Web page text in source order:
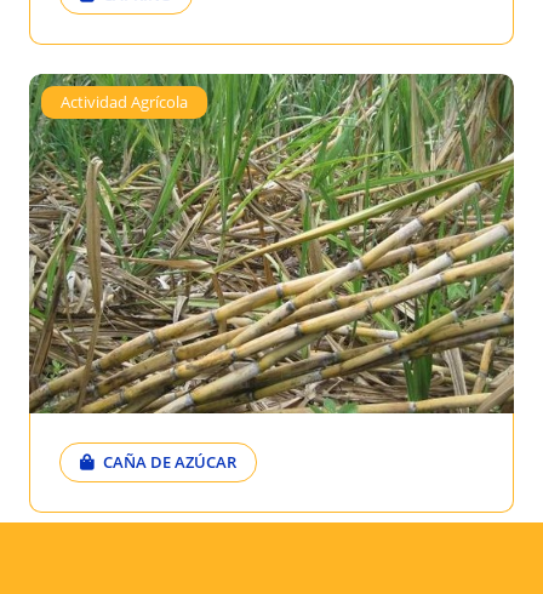
Actividad Agrícola
CAÑA DE AZÚCAR